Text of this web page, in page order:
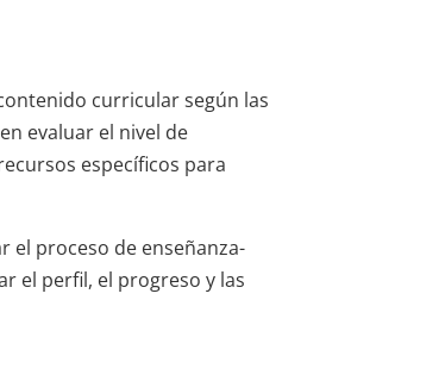
curricular según las
evaluar el nivel de
específicos para
el proceso de enseñanza-
el perfil, el progreso y las